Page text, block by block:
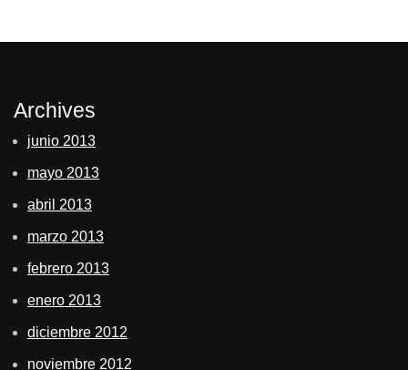
Archives
junio 2013
mayo 2013
abril 2013
marzo 2013
febrero 2013
enero 2013
diciembre 2012
noviembre 2012